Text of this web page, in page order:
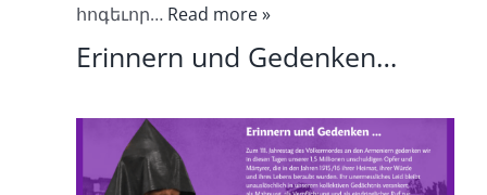
հոգեւոր… Read more »
Erinnern und Gedenken…